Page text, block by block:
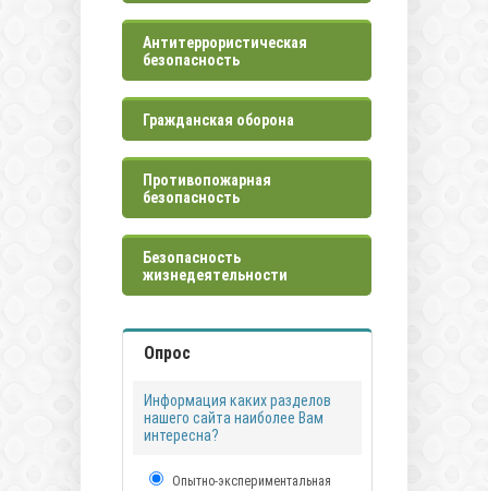
Антитеррористическая
безопасность
Гражданская оборона
Противопожарная
безопасность
Безопасность
жизнедеятельности
Опрос
Информация каких разделов
нашего сайта наиболее Вам
интересна?
Опытно-экспериментальная